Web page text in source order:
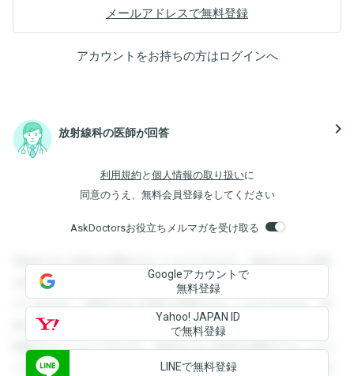
メールアドレスで無料登録
アカウントをお持ちの方はログインへ
放射線科の医師が回答 navigate_next
利用規約 と 個人情報の取り扱いに
同意のうえ、無料会員登録をしてください
AskDoctorsお役立ちメルマガを受け取る
登録すると回答を閲覧することができます。登録すると回答
を閲覧することができます。登録すると回答を閲覧すること
ができます。登録すると回答を閲覧することができます。登
録すると回答を閲覧することができます。登録すると回答を
閲覧することができます。登録すると回答を閲覧することが
できます。登録すると回答を閲覧することができます。登録
Googleアカウントで
無料登録
Yahoo! JAPAN ID
で無料登録
LINEで無料登録